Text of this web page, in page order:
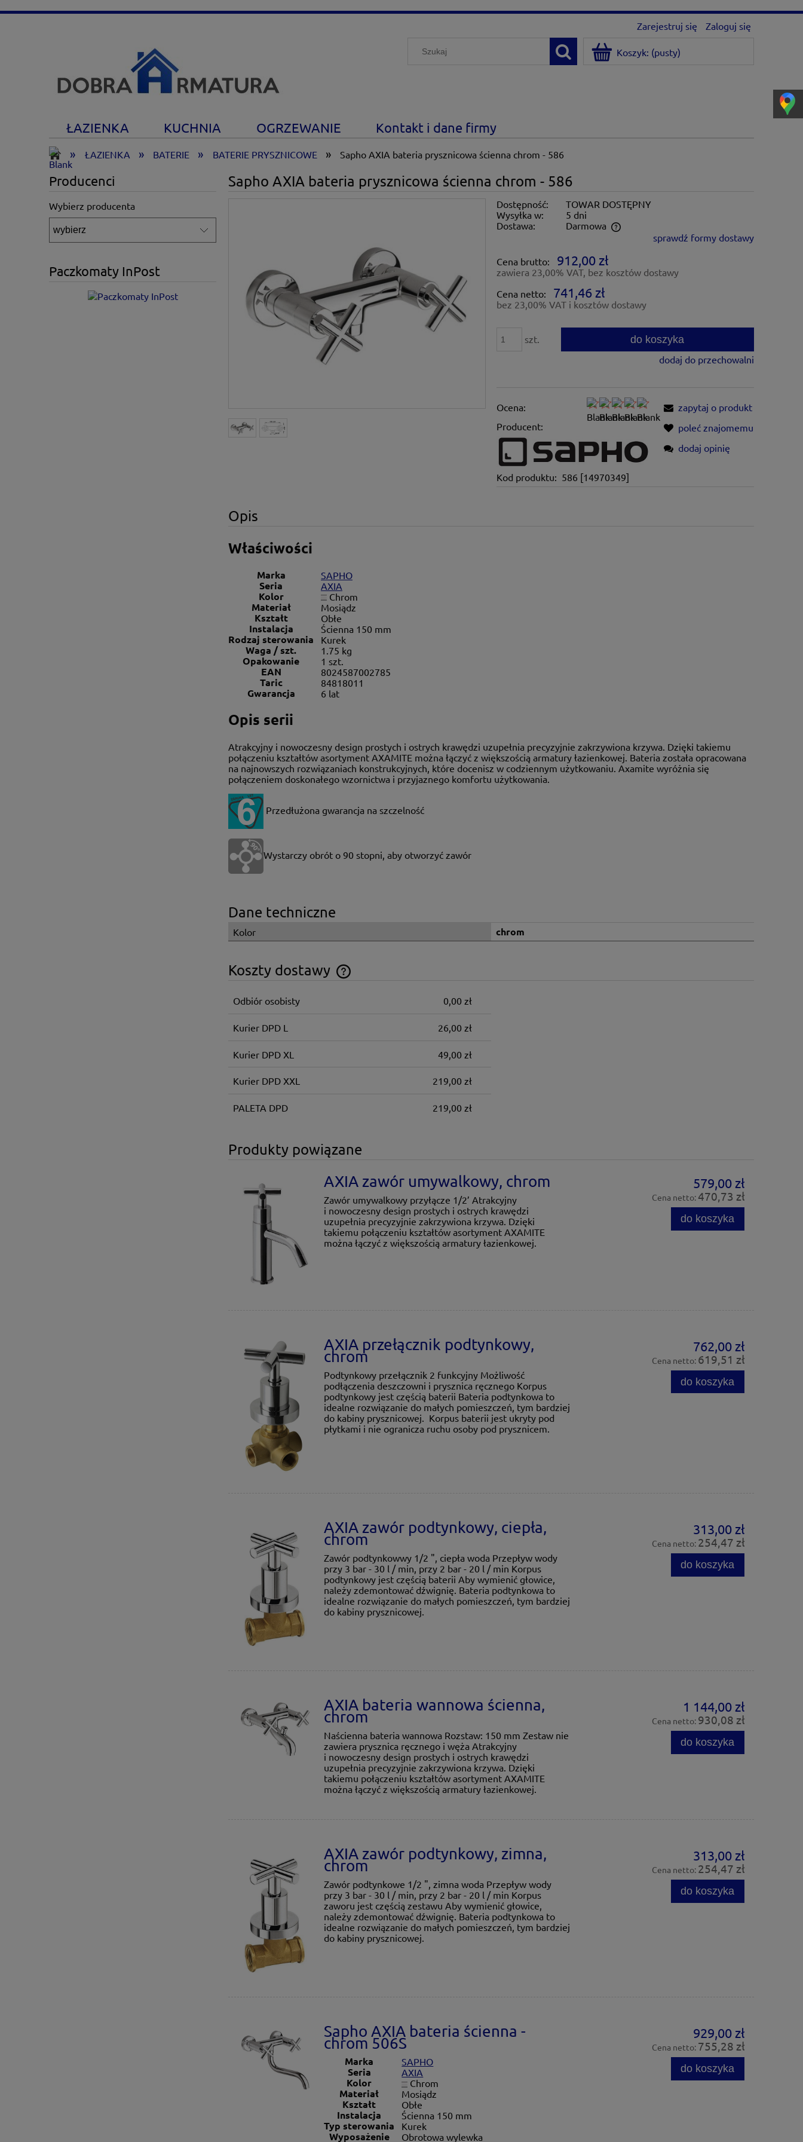
Zarejestruj się Zaloguj się
Koszyk: (pusty)
ŁAZIENKA KUCHNIA OGRZEWANIE Kontakt i dane firmy
» ŁAZIENKA » BATERIE » BATERIE PRYSZNICOWE » Sapho AXIA bateria prysznicowa ścienna chrom - 586
Producenci
Wybierz producenta
Paczkomaty InPost
Sapho AXIA bateria prysznicowa ścienna chrom - 586
Dostępność:
TOWAR DOSTĘPNY
Wysyłka w:
5 dni
Dostawa:
Darmowa
sprawdź formy dostawy
Cena brutto:
912,00 zł
zawiera 23,00% VAT, bez kosztów dostawy
Cena netto:
741,46 zł
bez 23,00% VAT i kosztów dostawy
szt. do koszyka
dodaj do przechowalni
Ocena:
Producent:
Kod produktu: 586 [14970349]
zapytaj o produkt
poleć znajomemu
dodaj opinię
Opis
Właściwości
Marka SAPHO
Seria AXIA
Kolor Chrom
Materiał Mosiądz
Kształt Obłe
Instalacja Ścienna 150 mm
Rodzaj sterowania Kurek
Waga / szt. 1.75 kg
Opakowanie 1 szt.
EAN 8024587002785
Taric 84818011
Gwarancja 6 lat
Opis serii
Atrakcyjny i nowoczesny design prostych i ostrych krawędzi uzupełnia precyzyjnie zakrzywiona krzywa. Dzięki takiemu
połączeniu kształtów asortyment AXAMITE można łączyć z większością armatury łazienkowej. Bateria została opracowana
na najnowszych rozwiązaniach konstrukcyjnych, które docenisz w codziennym użytkowaniu. Axamite wyróżnia się
połączeniem doskonałego wzornictwa i przyjaznego komfortu użytkowania.
Przedłużona gwarancja na szczelność
Wystarczy obrót o 90 stopni, aby otworzyć zawór
Dane techniczne
Kolor chrom
Koszty dostawy
Cena nie zawiera ewentualnych kosztów
Odbiór osobisty 0,00 zł
Kurier DPD L 26,00 zł
Kurier DPD XL 49,00 zł
Kurier DPD XXL 219,00 zł
PALETA DPD 219,00 zł
Produkty powiązane
AXIA zawór umywalkowy, chrom
Zawór umywalkowy przyłącze 1/2’ Atrakcyjny
i nowoczesny design prostych i ostrych krawędzi
uzupełnia precyzyjnie zakrzywiona krzywa. Dzięki
takiemu połączeniu kształtów asortyment AXAMITE
można łączyć z większością armatury łazienkowej.
579,00 zł
Cena netto: 470,73 zł
do koszyka
AXIA przełącznik podtynkowy,
chrom
Podtynkowy przełącznik 2 funkcyjny Możliwość
podłączenia deszczowni i prysznica ręcznego Korpus
podtynkowy jest częścią baterii Bateria podtynkowa to
idealne rozwiązanie do małych pomieszczeń, tym bardziej
do kabiny prysznicowej. Korpus baterii jest ukryty pod
płytkami i nie ogranicza ruchu osoby pod prysznicem.
762,00 zł
Cena netto: 619,51 zł
do koszyka
AXIA zawór podtynkowy, ciepła,
chrom
Zawór podtynkowwy 1/2 ", ciepła woda Przepływ wody
przy 3 bar - 30 l / min, przy 2 bar - 20 l / min Korpus
podtynkowy jest częścią baterii Aby wymienić głowice,
należy zdemontować dźwignię. Bateria podtynkowa to
idealne rozwiązanie do małych pomieszczeń, tym bardziej
do kabiny prysznicowej.
313,00 zł
Cena netto: 254,47 zł
do koszyka
AXIA bateria wannowa ścienna,
chrom
Naścienna bateria wannowa Rozstaw: 150 mm Zestaw nie
zawiera prysznica ręcznego i węża Atrakcyjny
i nowoczesny design prostych i ostrych krawędzi
uzupełnia precyzyjnie zakrzywiona krzywa. Dzięki
takiemu połączeniu kształtów asortyment AXAMITE
można łączyć z większością armatury łazienkowej.
1 144,00 zł
Cena netto: 930,08 zł
do koszyka
AXIA zawór podtynkowy, zimna,
chrom
Zawór podtynkowe 1/2 ", zimna woda Przepływ wody
przy 3 bar - 30 l / min, przy 2 bar - 20 l / min Korpus
zaworu jest częścią zestawu Aby wymienić głowice,
należy zdemontować dźwignię. Bateria podtynkowa to
idealne rozwiązanie do małych pomieszczeń, tym bardziej
do kabiny prysznicowej.
313,00 zł
Cena netto: 254,47 zł
do koszyka
Sapho AXIA bateria ścienna -
chrom 506S
Marka SAPHO
Seria AXIA
Kolor Chrom
Materiał Mosiądz
Kształt Obłe
Instalacja Ścienna 150 mm
Typ sterowania Kurek
Wyposażenie Obrotowa wylewka
929,00 zł
Cena netto: 755,28 zł
do koszyka